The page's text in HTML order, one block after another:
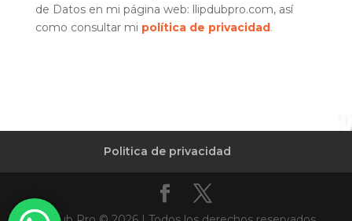
de Datos en mi página web: llipdubpro.com, así
como consultar mi política de privacidad.
Politica de privacidad